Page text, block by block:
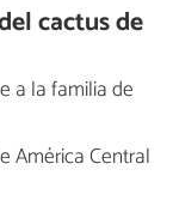
cactus de
a la familia de
América Central